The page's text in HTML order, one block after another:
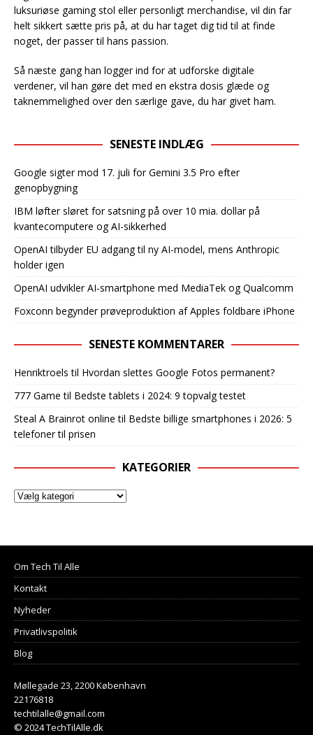
luksuriøse gaming stol eller personligt merchandise, vil din far
helt sikkert sætte pris på, at du har taget dig tid til at finde
noget, der passer til hans passion.
Så næste gang han logger ind for at udforske digitale
verdener, vil han gøre det med en ekstra dosis glæde og
taknemmelighed over den særlige gave, du har givet ham.
SENESTE INDLÆG
Google sigter mod 17. juli for Gemini 3.5 Pro efter
genopbygning
IBM løfter sløret for satsning på over 10 mia. dollar på
kvantecomputere og AI-sikkerhed
OpenAI tilbyder EU adgang til ny AI-model, mens Anthropic
holder igen
OpenAI udvikler AI-smartphone med MediaTek og Qualcomm
Foxconn begynder prøveproduktion af Apples foldbare iPhone
SENESTE KOMMENTARER
Henriktroels til Hvordan slettes Google Fotos permanent?
777 Game til Bedste tablets i 2024: 9 topvalg testet
Steal A Brainrot online til Bedste billige smartphones i 2026: 5
telefoner til prisen
KATEGORIER
Om Tech Til Alle
Kontakt
Nyheder
Privatlivspolitik
Blog
Møllegade 23, 2200 København
22176818
techtilalle@gmail.com
© 2024 TechTilAlle.dk